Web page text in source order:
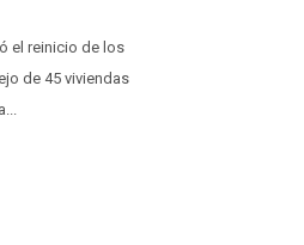
el reinicio de los
de 45 viviendas